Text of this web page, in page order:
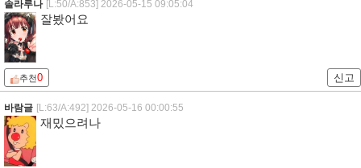
솔라루나 [L:50/A:853] 2026-05-15 09:05:04
잘봤어요
추천0 신고
바람글 [L:63/A:492] 2026-05-16 00:00:55
재밌으려나